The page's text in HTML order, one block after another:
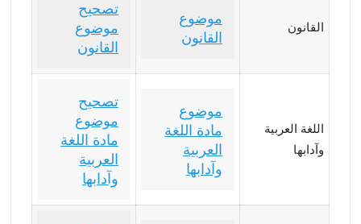
القانون
موضوع
القانون
تصحيح
موضوع
القانون
اللغة العربية
وآدابها
موضوع
مادة اللغة
العربية
وآدابها
تصحيح
موضوع
مادة اللغة
العربية
وآدابها